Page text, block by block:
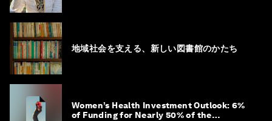
地域社会を支える、新しい図書館のかたち
Women’s Health Investment Outlook: 6%
of Funding for Nearly 50% of the